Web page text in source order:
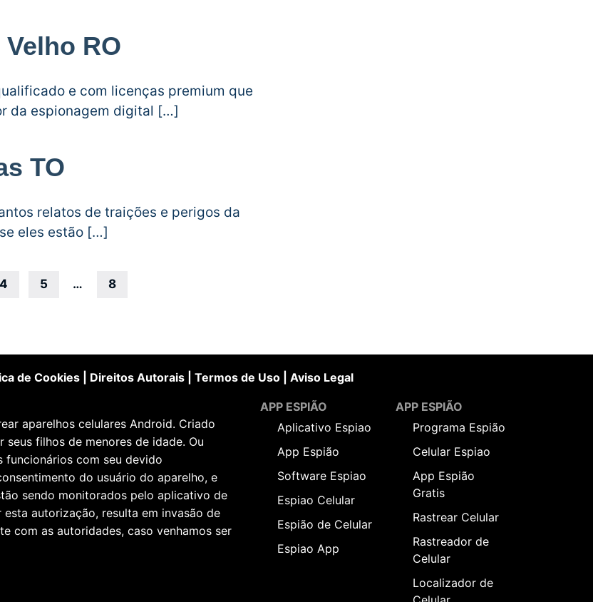
RO
e com licenças premium que
da espionagem digital […]
TO
relatos de traições e perigos da
eles estão […]
4 5 …
8
de Cookies Direitos Autorais Termos de Uso Aviso Legal
aparelhos celulares Android. Criado
filhos de menores de idade. Ou
funcionários com seu devido
do usuário do aparelho, e
sendo monitorados pelo aplicativo de
autorização, resulta em invasão de
com as autoridades, caso venhamos ser
APP ESPIÃO
Aplicativo Espiao
App Espião
Software Espiao
Espiao Celular
Espião de Celular
Espiao App
APP ESPIÃO
Programa Espião
Celular Espiao
App Espião
Gratis
Rastrear Celular
Rastreador de
Celular
Localizador de